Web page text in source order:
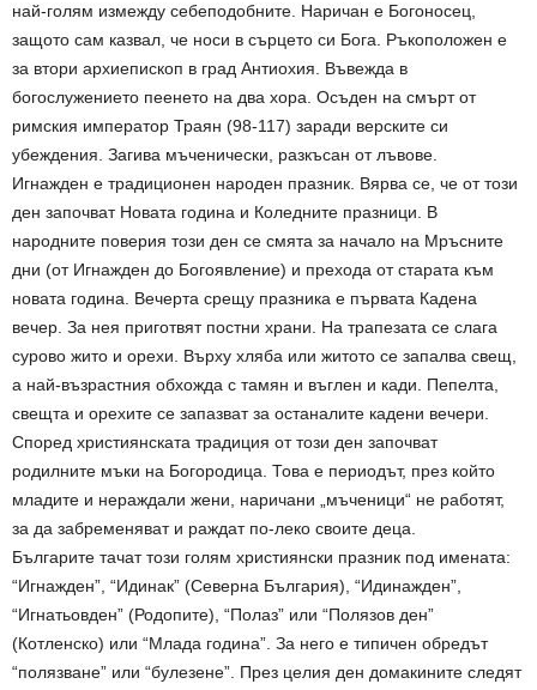
най-голям измежду себеподобните. Наричан е Богоносец,
защото сам казвал, че носи в сърцето си Бога. Ръкоположен е
за втори архиепископ в град Антиохия. Въвежда в
богослужението пеенето на два хора. Осъден на смърт от
римския император Траян (98-117) заради верските си
убеждения. Загива мъченически, разкъсан от лъвове.
Игнажден е традиционен народен празник. Вярва се, че от този
ден започват Новата година и Коледните празници. В
народните поверия този ден се смята за начало на Мръсните
дни (от Игнажден до Богоявление) и прехода от старата към
новата година. Вечерта срещу празника е първата Кадена
вечер. За нея приготвят постни храни. На трапезата се слага
сурово жито и орехи. Върху хляба или житото се запалва свещ,
а най-възрастния обхожда с тамян и въглен и кади. Пепелта,
свещта и орехите се запазват за останалите кадени вечери.
Според християнската традиция от този ден започват
родилните мъки на Богородица. Това е периодът, през който
младите и нераждали жени, наричани „мъченици“ не работят,
за да забременяват и раждат по-леко своите деца.
Българите тачат този голям християнски празник под имената:
“Игнажден”, “Идинак” (Северна България), “Идинажден”,
“Игнатьовден” (Родопите), “Полаз” или “Полязов ден”
(Котленско) или “Млада година”. За него е типичен обредът
“полязване” или “булезене”. През целия ден домакините следят